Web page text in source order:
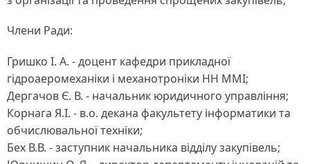
Члени Ради:
Гришко І. А. - доцент кафедри прикладної
гідроаеромеханіки і механотроніки НН ММІ;
Дергачов Є. В. - начальник юридичного управління;
Корнага Я.І. - в.о. декана факультету інформатики та
обчислювальної техніки;
Бех В.В. - заступник начальника відділу закупівель;